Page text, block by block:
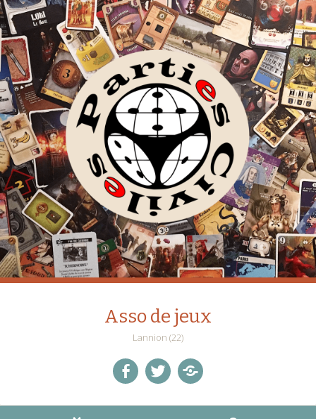
Asso de jeux
Lannion (22)